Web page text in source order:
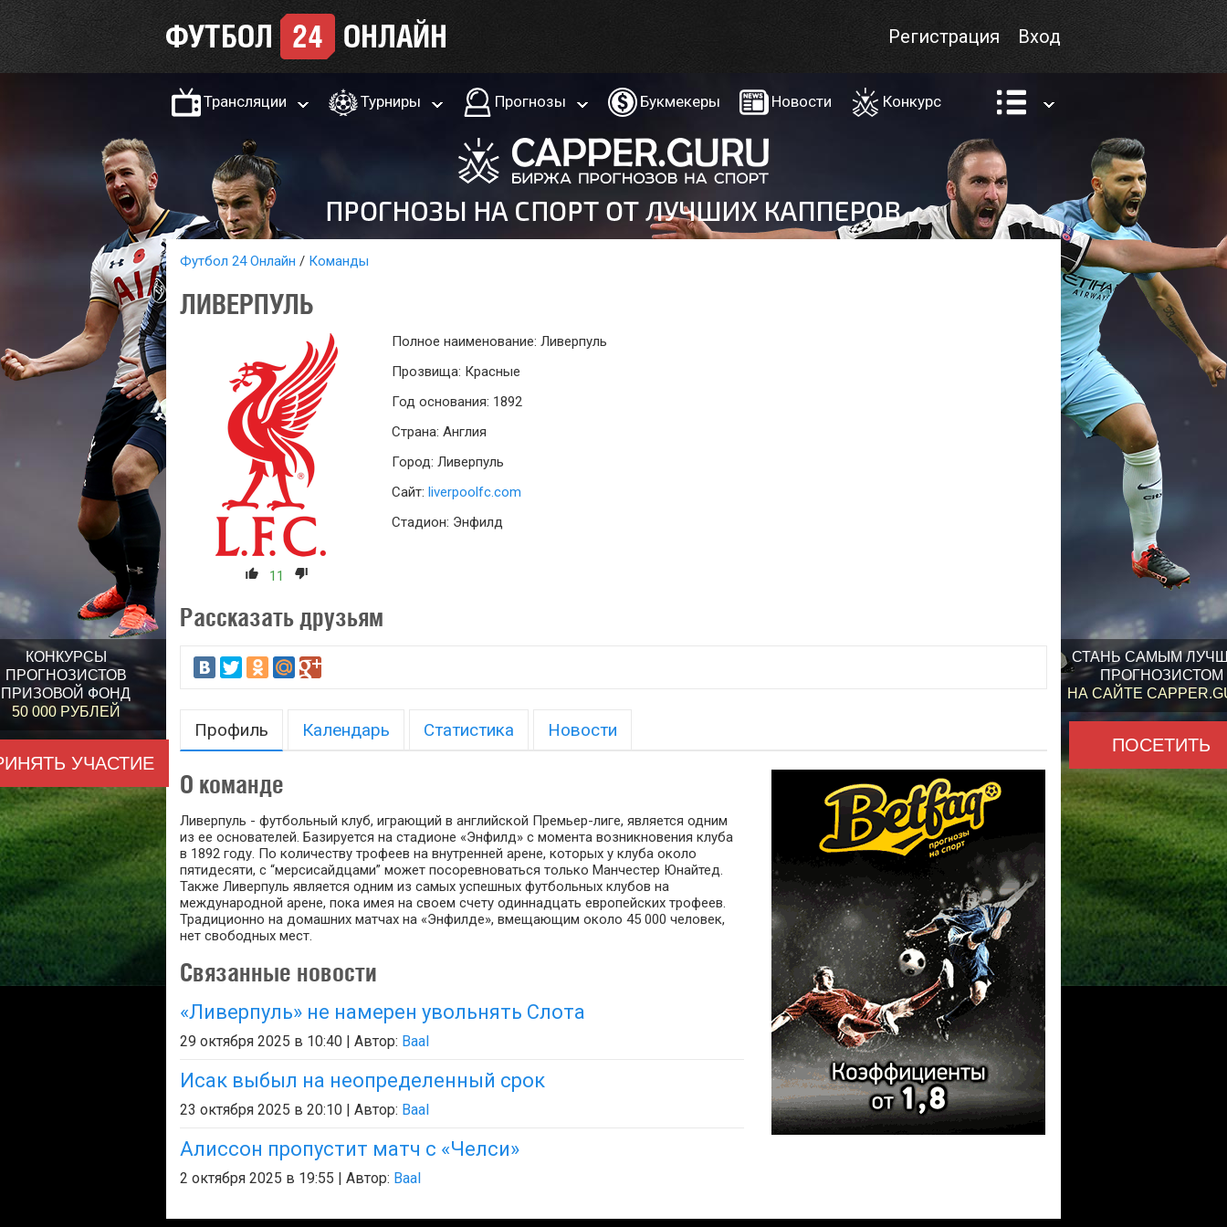
КОНКУРСЫ
ПРОГНОЗИСТОВ
ПРИЗОВОЙ ФОНД
50 000 РУБЛЕЙ
УЧАСТИЕ
СТАНЬ САМЫМ
ПРОГНОЗИСТОМ
НА САЙТЕ
ПОСЕТИТЬ
Вход
Регистрация
Трансляции Турниры Прогнозы Букмекеры Новости Конкурс
Футбол 24 Онлайн Команды
ЛИВЕРПУЛЬ
11
Полное наименование: Ливерпуль
Прозвища: Красные
Год основания: 1892
Страна: Англия
Город: Ливерпуль
Сайт: liverpoolfc.com
Стадион: Энфилд
Рассказать друзьям
Профиль Календарь Статистика Новости
О команде
Ливерпуль - футбольный клуб, играющий в английской Премьер-лиге, является одним
из ее основателей. Базируется на стадионе «Энфилд» с момента возникновения клуба
в 1892 году. По количеству трофеев на внутренней арене, которых у клуба около
пятидесяти, с “мерсисайдцами” может посоревноваться только Манчестер Юнайтед.
Также Ливерпуль является одним из самых успешных футбольных клубов на
международной арене, пока имея на своем счету одиннадцать европейских трофеев.
Традиционно на домашних матчах на «Энфилде», вмещающим около 45 000 человек,
нет свободных мест.
Связанные новости
«Ливерпуль» не намерен увольнять Слота
29 октября 2025 в 10:40 | Автор: Baal
Исак выбыл на неопределенный срок
23 октября 2025 в 20:10 | Автор: Baal
Алиссон пропустит матч с «Челси»
2 октября 2025 в 19:55 | Автор: Baal